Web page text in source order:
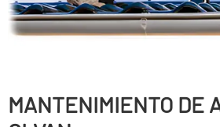
MANTENIMIENTO DE